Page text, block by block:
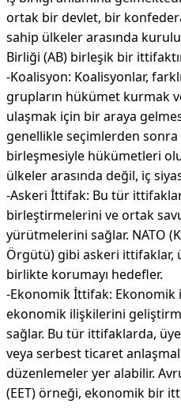
ortak bir devlet, bir
sahip ülkeler arasında
Birliği (AB) birleşik bir
-Koalisyon: Koalisyonlar,
grupların hükümet kurmak
ulaşmak için bir araya
genellikle seçimlerden
birleşmesiyle hükümetleri
ülkeler arasında değil, iç
-Askeri İttifak: Bu tür
birleştirmelerini ve ortak
yürütmelerini sağlar. NATO
Örgütü) gibi askeri ittifaklar,
birlikte korumayı hedefler.
-Ekonomik İttifak:
ekonomik ilişkilerini
sağlar. Bu tür ittifaklarda,
veya serbest ticaret
düzenlemeler yer alabilir.
(EET) örneği, ekonomik bir